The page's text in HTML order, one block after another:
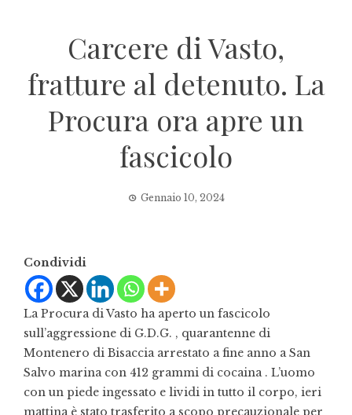
Carcere di Vasto,
fratture al detenuto. La
Procura ora apre un
fascicolo
Gennaio 10, 2024
Condividi
La Procura di Vasto ha aperto un fascicolo
sull’aggressione di G.D.G. , quarantenne di
Montenero di Bisaccia arrestato a fine anno a San
Salvo marina con 412 grammi di cocaina . L’uomo
con un piede ingessato e lividi in tutto il corpo, ieri
mattina è stato trasferito a scopo precauzionale per